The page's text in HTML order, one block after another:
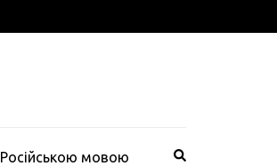
Російською мовою